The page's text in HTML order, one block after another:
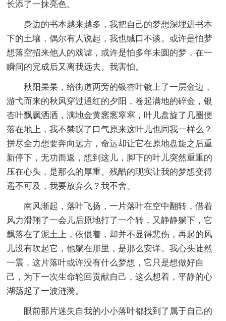
长添了一抹亮色。
身边的书本越来越多，我把自己的梦想深埋进书本
下的土壤，偶尔有人说起，我也缄口不谈。或许是怕梦
想落空招来他人的戏谑，或许是怕多年未圆的梦，在一
瞬间的完成后又离我远去。我害怕。
秋阳杲杲，给街道两旁的银杏叶镀上了一层金边，
游弋而来的秋风穿过通红的夕阳，卷起满地的碎金，银
杏叶飘飘洒洒，满地金黄窸窸窣窣，叶儿盘旋了几圈便
落在地上，我不禁叹了口气原来这叶儿也同我一样么？
拼尽全力想要奔向远方，命运却让它在原地盘旋之后重
新停下，无功而返，想到这儿，脚下的叶儿突然重重的
压在心头，是那么的厚重。残酷的现实让我的梦想变得
遥不可及，我要放弃么？我不舍。
南风渐起，落叶飞扬，一片落叶在空中翻转，借着
风力滑翔了一会儿后原地打了一个转，又静静躺下，它
飘落在了泥土上，依偎着，却并不显得悲伤，再起的风
儿没有吹起它，他躺在那里，是那么安详。我心头陡然
一震，这片落叶或许没有什么梦想，它只是想做好自
己，为下一次生命轮回贡献自己，这么想着，平静的心
湖荡起了一波涟漪。
眼前那片迷失自我的小小落叶都找到了属于自己的